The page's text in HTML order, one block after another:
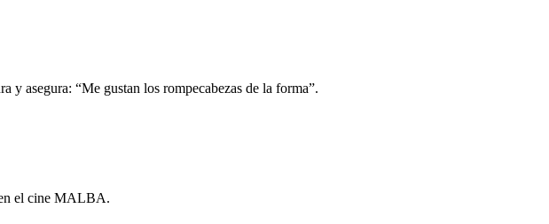
y asegura: “Me gustan los rompecabezas de la forma”.
el cine MALBA.